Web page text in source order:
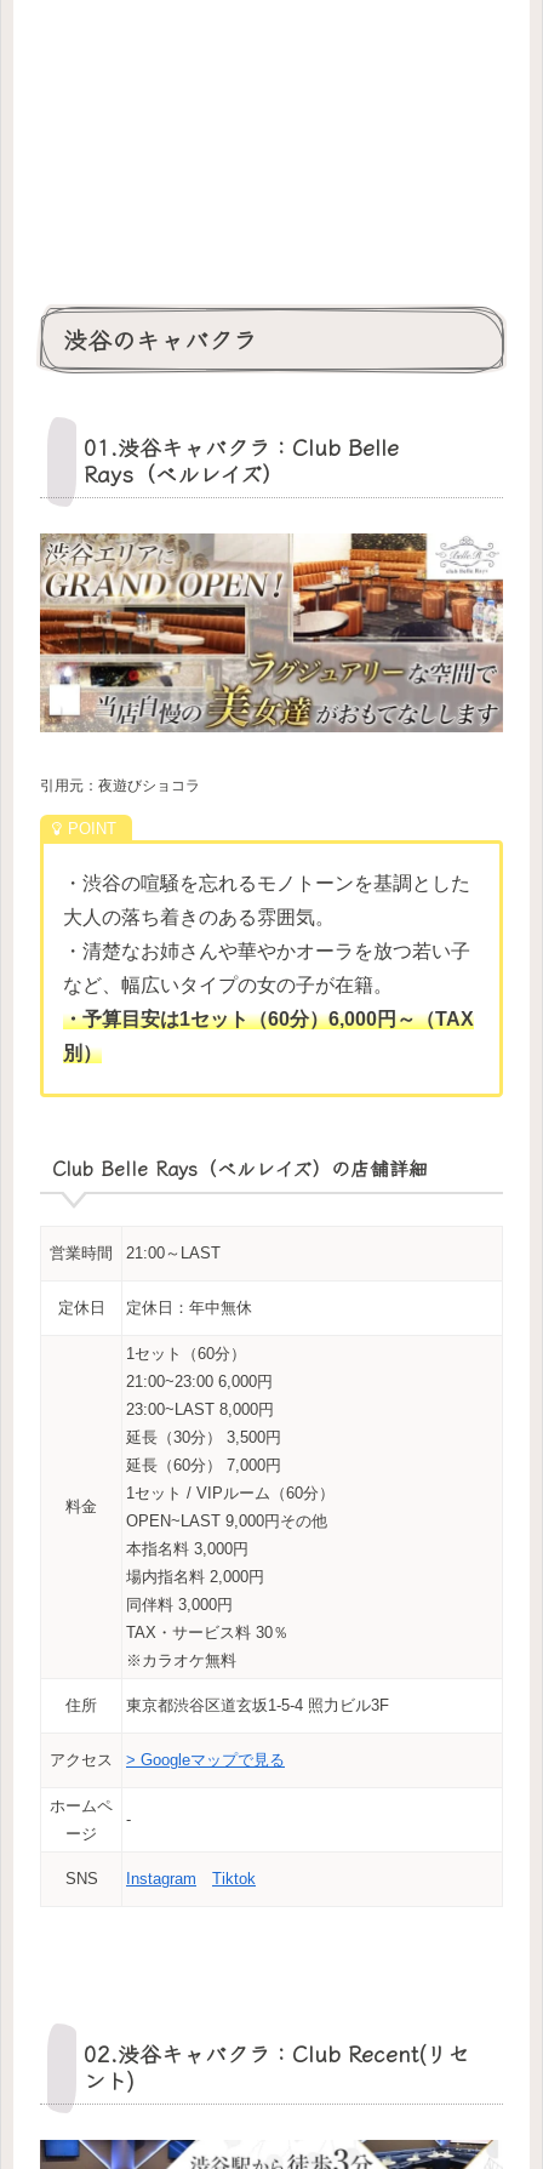
渋谷のキャバクラ
01.渋谷キャバクラ：Club Belle
Rays（ベルレイズ）
引用元：夜遊びショコラ
・渋谷の喧騒を忘れるモノトーンを基調とした
大人の落ち着きのある雰囲気。
・清楚なお姉さんや華やかオーラを放つ若い子
など、幅広いタイプの女の子が在籍。
・予算目安は1セット（60分）6,000円～（TAX
別）
Club Belle Rays（ベルレイズ）の店舗詳細
営業時間 21:00～LAST
定休日 定休日：年中無休
料金
1セット（60分）
21:00~23:00 6,000円
23:00~LAST 8,000円
延長（30分） 3,500円
延長（60分） 7,000円
1セット / VIPルーム（60分）
OPEN~LAST 9,000円その他
本指名料 3,000円
場内指名料 2,000円
同伴料 3,000円
TAX・サービス料 30％
※カラオケ無料
住所 東京都渋谷区道玄坂1-5-4 照力ビル3F
アクセス > Googleマップで見る
ホームペ
ージ
‐
SNS Instagram Tiktok
02.渋谷キャバクラ：Club Recent(リセ
ント)